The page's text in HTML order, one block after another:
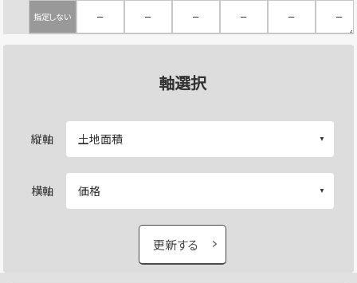
指定しない － － － － － －
軸選択
縦軸
横軸
更新する